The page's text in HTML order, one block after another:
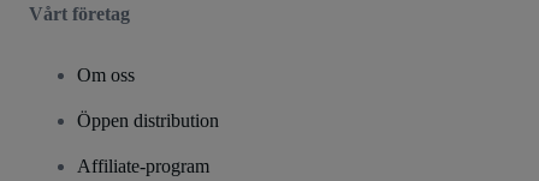
Vårt företag
Om oss
Öppen distribution
Affiliate-program